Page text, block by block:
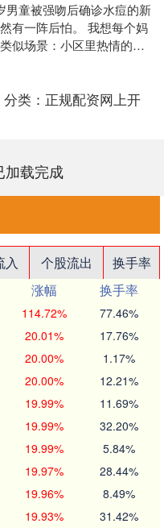
男童被强吻后确诊水痘的新
有一阵后怕。 我想每个妈
似场景：小区里热情的邻
，不熟的亲戚凑过来亲脸
绝又怕扫....
分类： 正规配资网上开
加载完成
入 个股流出
换手率
涨幅
换手率
114.72% 77.46%
20.01% 17.76%
20.00% 1.17%
20.00% 12.21%
19.99% 11.69%
19.99% 32.20%
19.99% 5.84%
19.97% 28.44%
19.96% 8.49%
19.93% 31.42%